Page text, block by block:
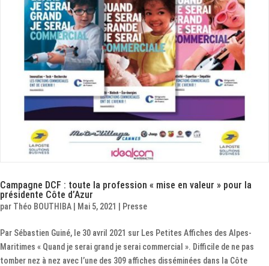
Campagne DCF : toute la profession « mise en valeur » pour la
présidente Côte d’Azur
par Théo BOUTHIBA Mai 5, 2021 Presse
Par Sébastien Guiné, le 30 avril 2021 sur Les Petites Affiches des Alpes-
Maritimes « Quand je serai grand je serai commercial ». Difficile de ne pas
tomber nez à nez avec l’une des 309 affiches disséminées dans la Côte